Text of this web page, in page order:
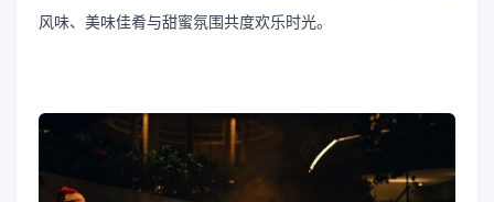
风味、美味佳肴与甜蜜氛围共度欢乐时光。